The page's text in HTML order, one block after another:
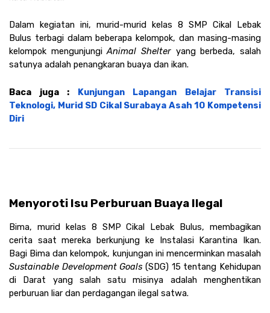
Dalam kegiatan ini, murid-murid kelas 8 SMP Cikal Lebak
Bulus terbagi dalam beberapa kelompok, dan masing-masing
kelompok mengunjungi Animal Shelter yang berbeda, salah
satunya adalah penangkaran buaya dan ikan.
Baca juga : Kunjungan Lapangan Belajar Transisi
Teknologi, Murid SD Cikal Surabaya Asah 10 Kompetensi
Diri
Menyoroti Isu Perburuan Buaya Ilegal
Bima, murid kelas 8 SMP Cikal Lebak Bulus, membagikan
cerita saat mereka berkunjung ke Instalasi Karantina Ikan.
Sustainable Development Goals (SDG) 15 tentang Kehidupan
di Darat yang salah satu misinya adalah menghentikan
perburuan liar dan perdagangan ilegal satwa.